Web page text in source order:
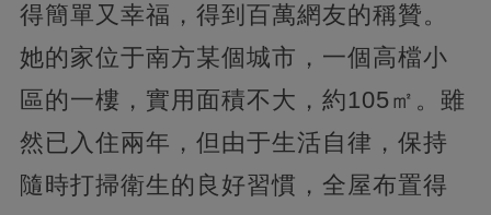
得簡單又幸福，得到百萬網友的稱贊。
她的家位于南方某個城市，一個高檔小
區的一樓，實用面積不大，約105㎡。雖
然已入住兩年，但由于生活自律，保持
隨時打掃衛生的良好習慣，全屋布置得